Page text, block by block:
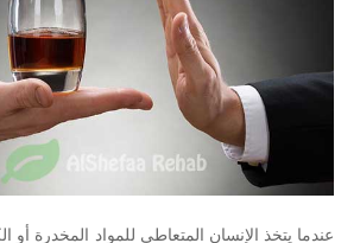
عندما يتخذ الإنسان المتعاطي للمواد المخدرة أو